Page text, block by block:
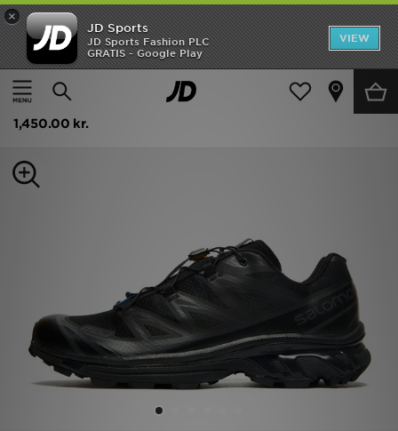
×
JD Sports
JD Sports Fashion PLC
GRATIS - Google Play
VIEW
Hjem
Herrer Herresko Løbesko
Salomon XT-6
1,450.00 kr.
Hjem
UDSALG
Damer
Brands
Fodbold